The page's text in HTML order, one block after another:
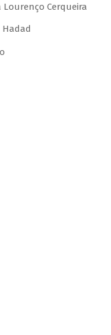
Lourenço Cerqueira